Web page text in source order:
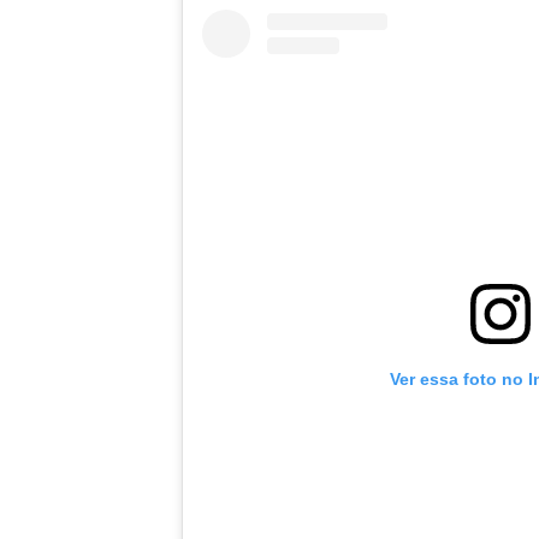
Ver essa foto no